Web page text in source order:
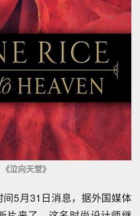
《泣向天堂》
5月31日消息，据外国媒体